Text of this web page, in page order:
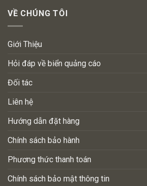
VỀ CHÚNG TÔI
Giới Thiệu
Hỏi đáp về biển quảng cáo
Đối tác
Liên hệ
Hướng dẫn đặt hàng
Chính sách bảo hành
Phương thức thanh toán
Chính sách bảo mật thông tin